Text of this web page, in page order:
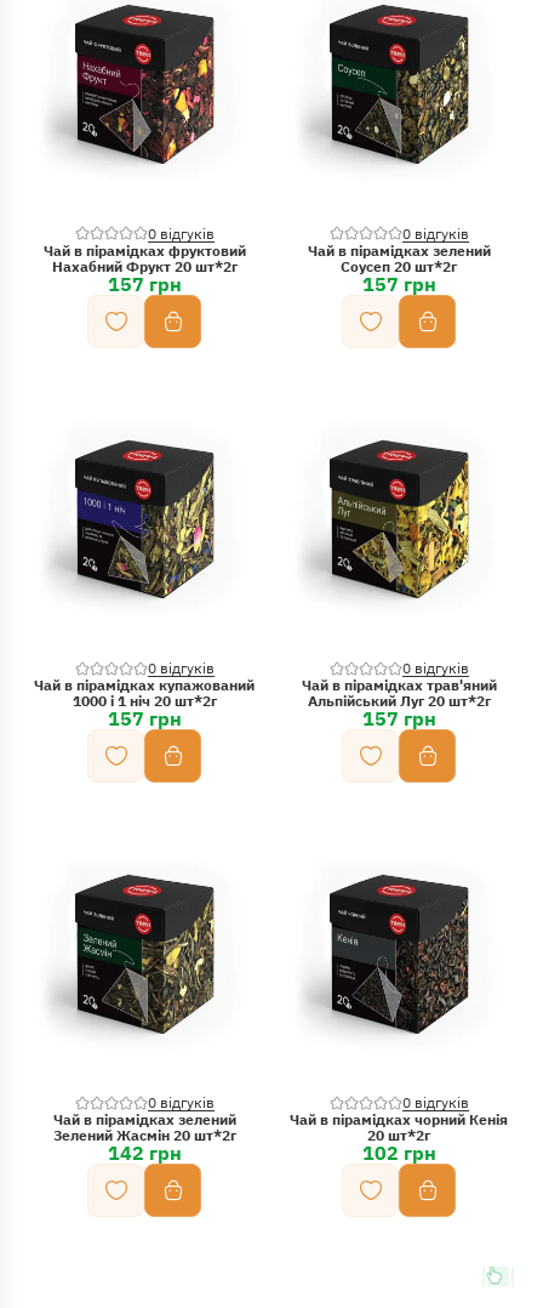
0 відгуків
Чай в пірамідках фруктовий
Нахабний Фрукт 20 шт*2г
157 грн
0 відгуків
Чай в пірамідках зелений
Соусеп 20 шт*2г
157 грн
0 відгуків
Чай в пірамідках купажований
1000 і 1 ніч 20 шт*2г
157 грн
0 відгуків
Чай в пірамідках трав'яний
Альпійський Луг 20 шт*2г
157 грн
0 відгуків
Чай в пірамідках зелений
Зелений Жасмін 20 шт*2г
142 грн
0 відгуків
Чай в пірамідках чорний Кенія
20 шт*2г
102 грн